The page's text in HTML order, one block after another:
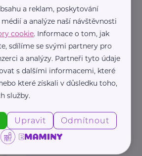
a reklam, poskytování
a analýze naší návštěvnosti
cookie. Informace o tom, jak
sdílíme se svými partnery pro
a analýzy. Partneři tyto údaje
s dalšími informacemi, které
které získali v důsledku toho,
služby.
Upravit Odmítnout